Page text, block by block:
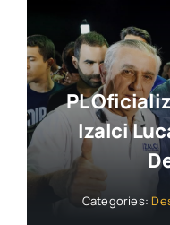
PL
Izalci
Categories: